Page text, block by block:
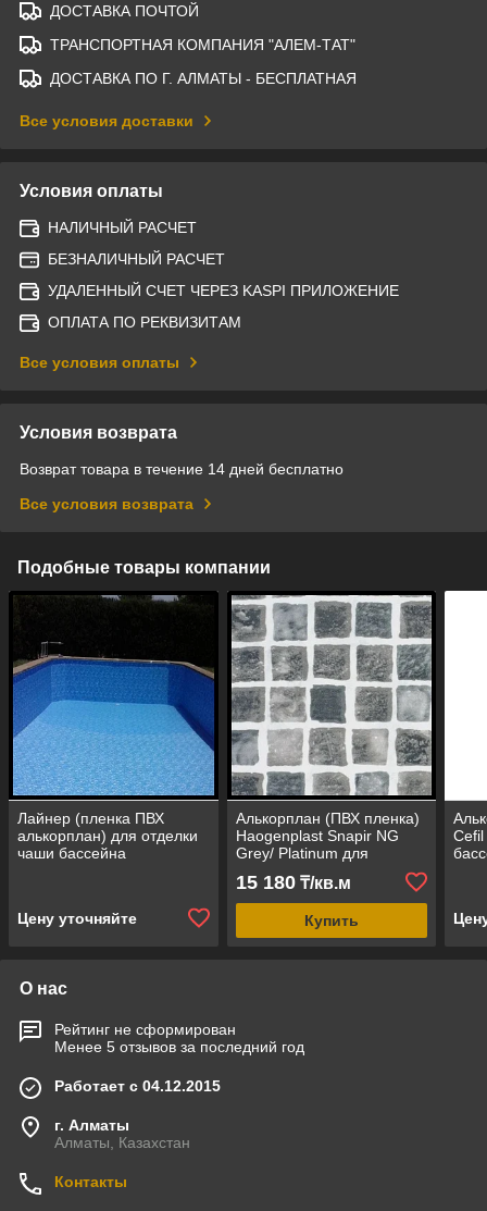
ДОСТАВКА ПОЧТОЙ
ТРАНСПОРТНАЯ КОМПАНИЯ "АЛЕМ-ТАТ"
ДОСТАВКА ПО Г. АЛМАТЫ - БЕСПЛАТНАЯ
Все условия доставки
Условия оплаты
НАЛИЧНЫЙ РАСЧЕТ
БЕЗНАЛИЧНЫЙ РАСЧЕТ
УДАЛЕННЫЙ СЧЕТ ЧЕРЕЗ KASPI ПРИЛОЖЕНИЕ
ОПЛАТА ПО РЕКВИЗИТАМ
Все условия оплаты
Условия возврата
Возврат товара в течение 14 дней бесплатно
Все условия возврата
Подобные товары компании
Лайнер (пленка ПВХ
алькорплан) для отделки
чаши бассейна
Цену уточняйте
Алькорплан (ПВХ пленка)
Haogenplast Snapir NG
Grey/ Platinum для
отделки бассейна (серая
мозайка)
15 180₸/кв.м
Купить
О нас
Рейтинг не сформирован
Менее 5 отзывов за последний год
Работает с 04.12.2015
г. Алматы
Алматы, Казахстан
Контакты